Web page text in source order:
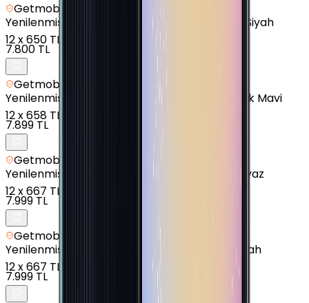
Getmobil Güvencesi
Yenilenmiş
Samsung Galaxy A04e - 128 GB - Siyah
12x650 TL
7.800 TL
Getmobil Güvencesi
Yenilenmiş
Samsung Galaxy A13 - 64 GB - Açık Mavi
12x658 TL
7.899 TL
Getmobil Güvencesi
Yenilenmiş
Samsung Galaxy A12 - 64 GB - Beyaz
12x667 TL
7.999 TL
Getmobil Güvencesi
Yenilenmiş
Samsung Galaxy A14 - 64 GB - Siyah
12x667 TL
7.999 TL